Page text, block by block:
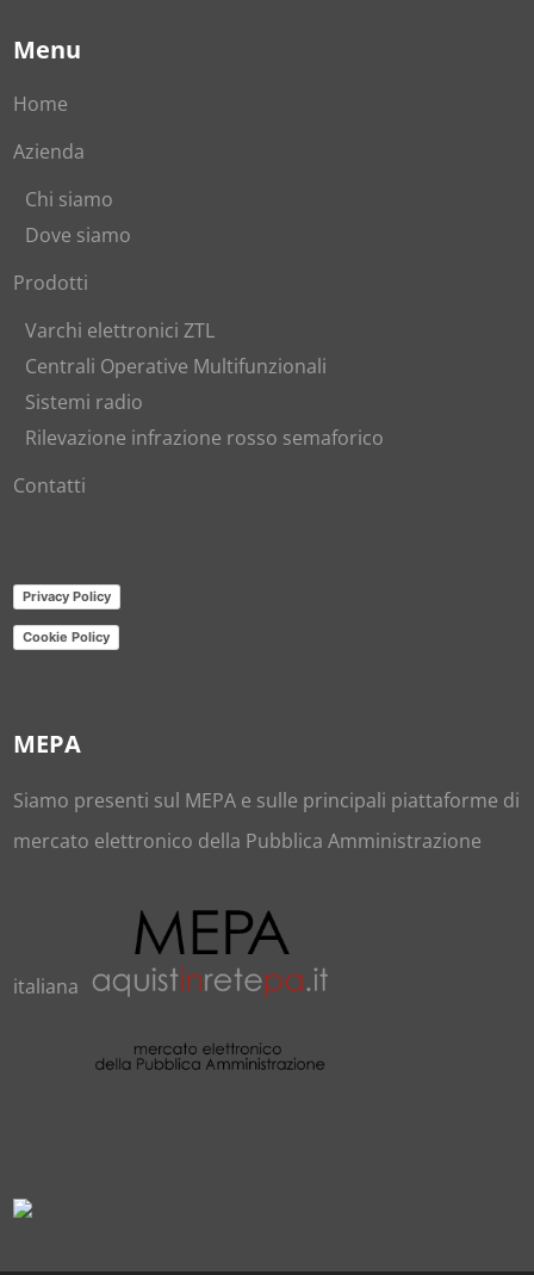
Menu
Home
Azienda
Chi siamo
Dove siamo
Prodotti
Varchi elettronici ZTL
Centrali Operative Multifunzionali
Sistemi radio
Rilevazione infrazione rosso semaforico
Contatti
Privacy Policy
Cookie Policy
MEPA
Siamo presenti sul MEPA e sulle principali piattaforme di
mercato elettronico della Pubblica Amministrazione
italiana